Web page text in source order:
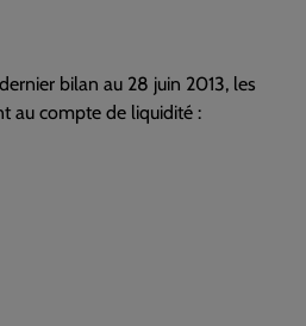
bilan au 28 juin 2013, les
au compte de liquidité :